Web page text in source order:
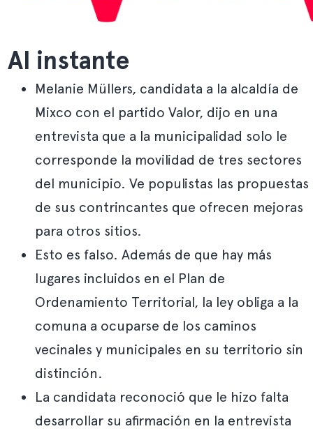
Al instante
Melanie Müllers, candidata a la alcaldía de
Mixco con el partido Valor, dijo en una
entrevista que a la municipalidad solo le
corresponde la movilidad de tres sectores
del municipio. Ve populistas las propuestas
de sus contrincantes que ofrecen mejoras
para otros sitios.
Esto es falso. Además de que hay más
lugares incluidos en el Plan de
Ordenamiento Territorial, la ley obliga a la
comuna a ocuparse de los caminos
vecinales y municipales en su territorio sin
distinción.
La candidata reconoció que le hizo falta
desarrollar su afirmación en la entrevista